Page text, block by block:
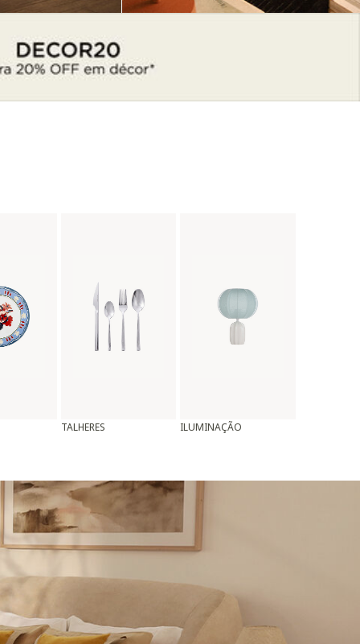
TALHERES ILUMINAÇÃO